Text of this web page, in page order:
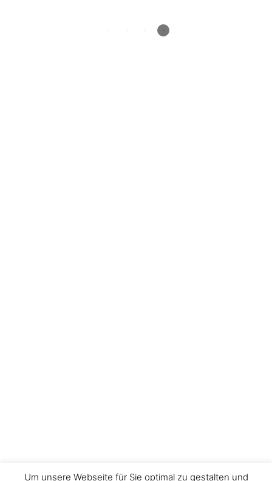
Um unsere Webseite für Sie optimal zu gestalten und